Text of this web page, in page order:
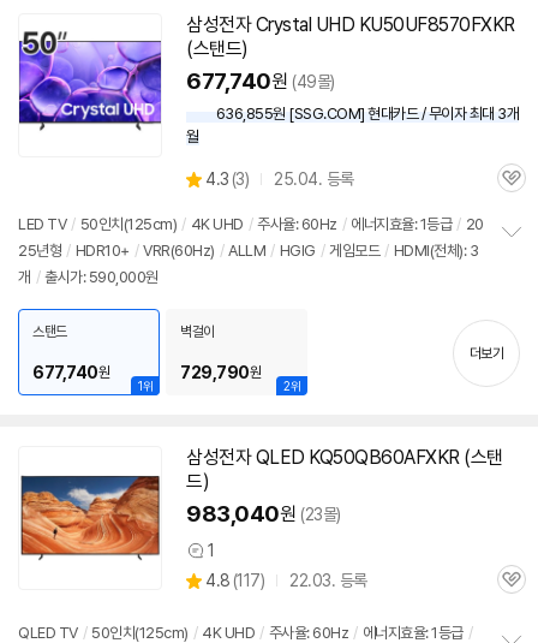
삼성전자 Crystal UHD KU50UF8570FXKR
(스탠드)
677,740원 (49몰)
636,855원 [SSG.COM] 현대카드 / 무이자 최대 3개
월
별
점
4.3 (상
리
뷰
3) 25.04. 등록
관
LED TV / 50인치 (125cm) / 4K UHD / 주사율: 60Hz / 에너지효율: 1등급 / 20
25년형 / HDR10+ / VRR(60Hz) / ALLM / HGIG / 게임모드 / HDMI(전체): 3
개 / 출시가: 590,000원
기
1위
스탠드
677,740원
2위
벽걸이
729,790원
더보기
삼성전자 QLED KQ50QB60AFXKR (스탠
드)
983,040원 (23몰)
상
품
견
1
별
4.8 (상
리
117) 22.03. 등록
관
QLED TV / 50인치 (125cm) / 4K UHD / 주사율: 60Hz / 에너지효율: 1등급 /